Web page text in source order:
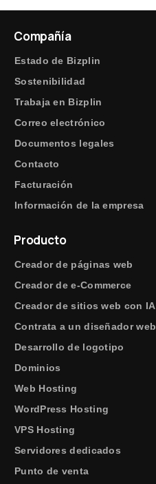
Compañía
Estado de Bizplin
Sostenibilidad
Trabaja en Bizplin
Correo electrónico
Documentos legales
Contacto
Facturación
Información de la empresa
Producto
Creador de páginas web
Creador de e-Commerce
Creador de sitios web con IA
Contrata a un diseñador web
Desarrollo de logotipo
Dominios
Web Hosting
WordPress Hosting
VPS Hosting
Servidores dedicados
Punto de venta